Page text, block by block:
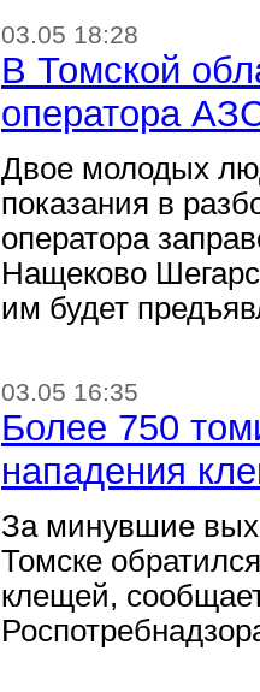
03.05 18:28
В Томской
оператора
Двое молодых
показания в
оператора
Нащеково
им будет
03.05 16:35
Более 750
нападения
За минувшие
Томске
клещей,